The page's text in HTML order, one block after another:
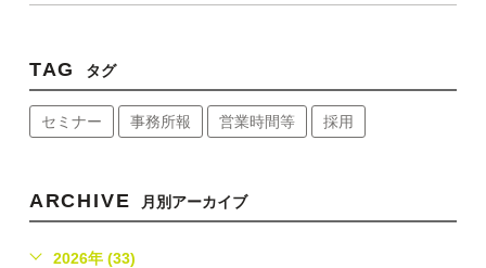
TAG タグ
セミナー 事務所報 営業時間等 採用
ARCHIVE 月別アーカイブ
2026年 (33)